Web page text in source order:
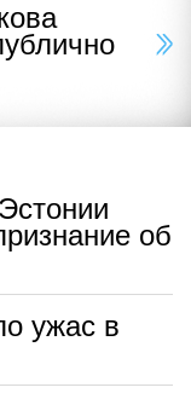
об
ужас в